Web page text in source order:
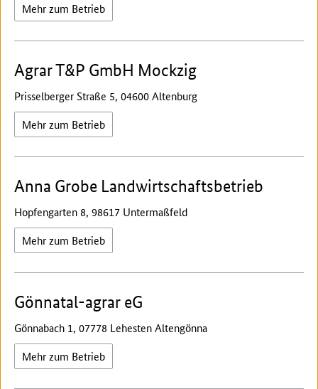
Mehr zum Betrieb
Agrar T&P GmbH Mockzig
Prisselberger Straße 5, 04600 Altenburg
Mehr zum Betrieb
Anna Grobe Landwirtschaftsbetrieb
Hopfengarten 8, 98617 Untermaßfeld
Mehr zum Betrieb
Gönnatal-agrar eG
Gönnabach 1, 07778 Lehesten Altengönna
Mehr zum Betrieb